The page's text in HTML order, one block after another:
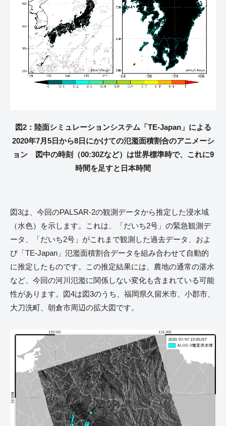
図2：陸面シミュレーションシステム「TE-Japan」による
2020年7月5日から8日にかけての氾濫面積割合のアニメーシ
ョン 図中の時刻（00:30Zなど）は世界標準時で、これに9
時間を足すと日本時間
図3は、今回のPALSAR-2の観測データから推定した浸水域
（水色）を示します。これは、「だいち2号」の緊急観測デ
ータ、「だいち2号」がこれまで観測した過去データ、およ
び「TE-Japan」氾濫面積割合データを組み合わせて自動的
に推定したものです。この推定結果には、農地の通常の湛水
など、今回の河川氾濫に関係しない変化も含まれている可能
性があります。図4は図3のうち、福岡県久留米市、小郡市、
大刀洗町、朝倉市周辺の拡大図です。